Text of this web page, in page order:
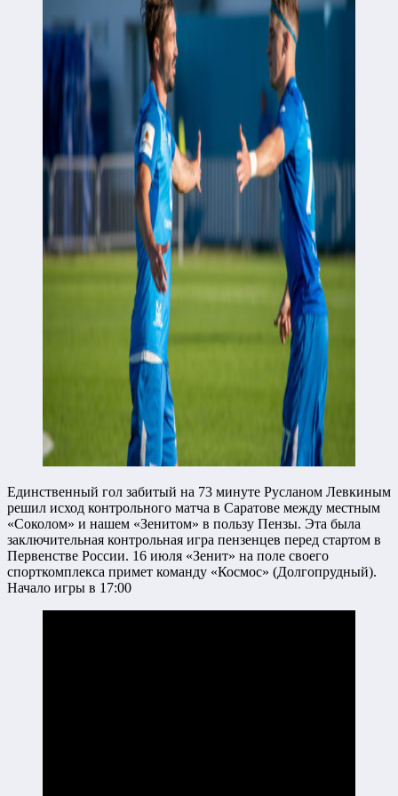
Единственный гол забитый на 73 минуте Русланом Левкиным
решил исход контрольного матча в Саратове между местным
«Соколом» и нашем «Зенитом» в пользу Пензы. Эта была
заключительная контрольная игра пензенцев перед стартом в
Первенстве России. 16 июля «Зенит» на поле своего
спорткомплекса примет команду «Космос» (Долгопрудный).
Начало игры в 17:00